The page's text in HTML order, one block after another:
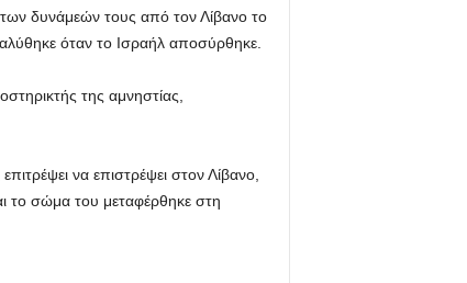
δυνάμεών τους από τον Λίβανο το
όταν το Ισραήλ αποσύρθηκε.
της αμνηστίας,
να επιστρέψει στον Λίβανο,
το σώμα του μεταφέρθηκε στη